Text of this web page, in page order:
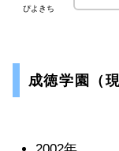
ぴよきち
成徳学園（